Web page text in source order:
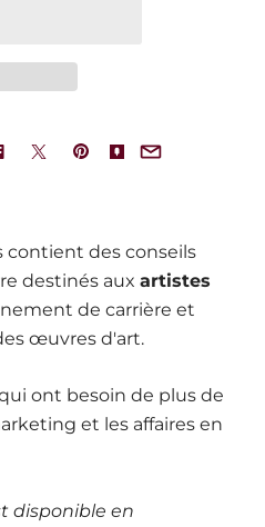
contient des conseils
destinés aux artistes
de carrière et
œuvres d'art.
ont besoin de plus de
et les affaires en
disponible en